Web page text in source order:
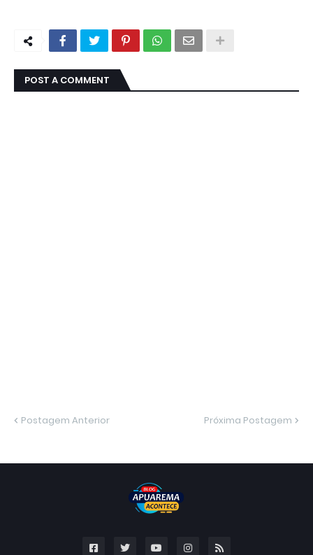
POST A COMMENT
Postagem Anterior Próxima Postagem